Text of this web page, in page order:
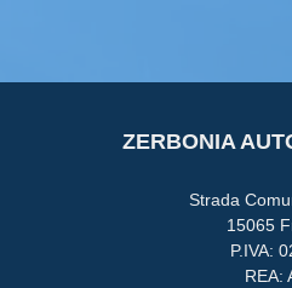
ZERBONIA
Strada
15065
P.IVA:
REA: